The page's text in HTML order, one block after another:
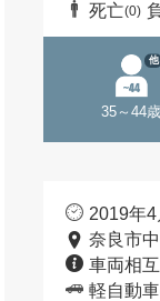
死亡(0)
35～44歳
他
2019年
奈良市
車両相
軽自動車